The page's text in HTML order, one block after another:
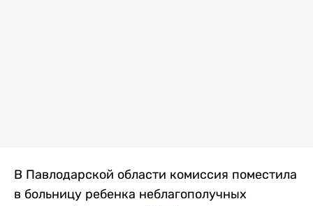
В Павлодарской области комиссия поместила
в больницу ребенка неблагополучных